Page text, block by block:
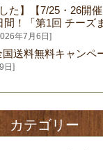
た】【7/25・26開
間！「第1回 チーズ
年7月6日]
送料無料キャンペ
日]
カテゴリー